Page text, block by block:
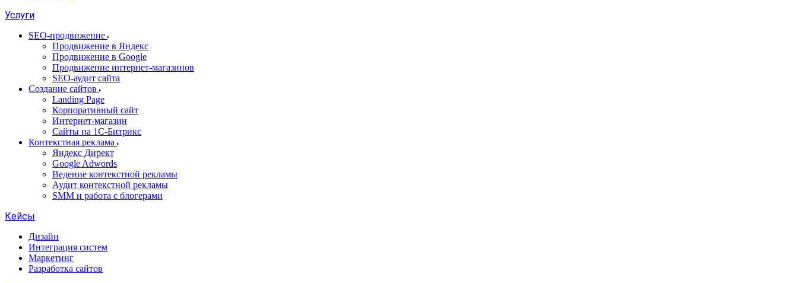
Услуги
SEO-продвижение
Продвижение в Яндекс
Продвижение в Google
Продвижение интернет-магазинов
SEO-аудит сайта
Создание сайтов
Landing Page
Корпоративный сайт
Интернет-магазин
Сайты на 1С-Битрикс
Контекстная реклама
Яндекс Директ
Google Adwords
Ведение контекстной рекламы
Аудит контекстной рекламы
SMM и работа с блогерами
Кейсы
Дизайн
Интеграция систем
Маркетинг
Разработка сайтов